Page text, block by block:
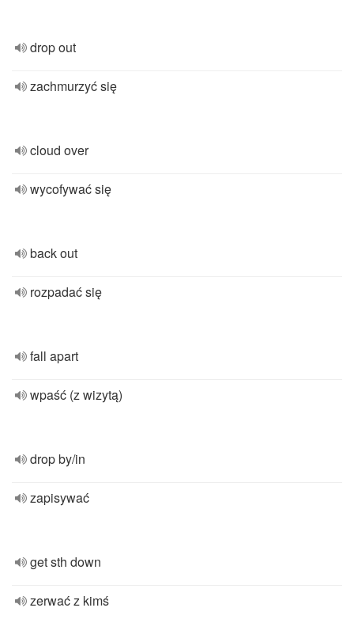
drop out
zachmurzyć się
cloud over
wycofywać się
back out
rozpadać się
fall apart
wpaść (z wizytą)
drop by/in
zapisywać
get sth down
zerwać z kimś